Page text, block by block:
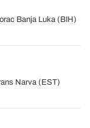
Banja Luka (BIH)
Narva (EST)